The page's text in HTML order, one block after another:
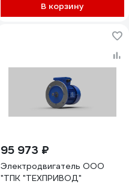
В корзину
95 973 ₽
Электродвигатель ООО
"ТПК "ТЕХПРИВОД"